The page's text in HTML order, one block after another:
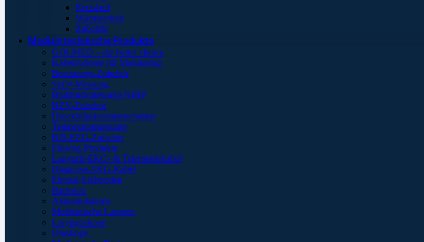
Kreislauf
Wärmeerhalt
Zubehör
Medizintechnische Produkte
GOLMED – the better choice
Kabelsysteme für Monitoring
Beatmungs-Zubehör
SpO²-Messung
Blutdruckmessung NIBP
HZV-Zubehör
Druckinfusionsmanschetten
Temperaturmessung
BIS-EEG-Zubehör
Einweg-Produkte
Langzeit-EKG- & Telemetriekabel
Diagnose-EKG-Kabel
Einmal-Elektroden
Batterien
Akkumulatoren
Medizinische Lampen
Laryngoskope
Otoskope